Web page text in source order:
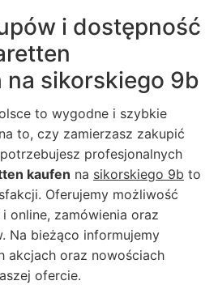
i dostępność
na sikorskiego 9b
to wygodne i szybkie
to, czy zamierzasz zakupić
profesjonalnych
kaufen na sikorskiego 9b to
Oferujemy możliwość
online, zamówienia oraz
Na bieżąco informujemy
akcjach oraz nowościach
ofercie.